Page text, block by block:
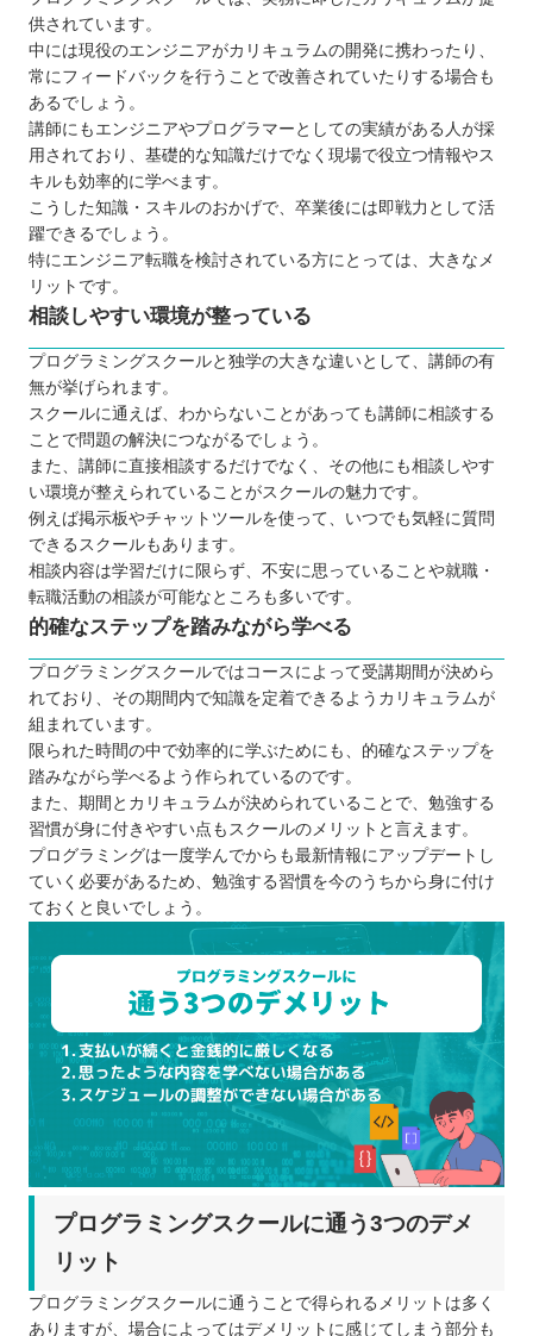
供されています。
中には現役のエンジニアがカリキュラムの開発に携わったり、
常にフィードバックを行うことで改善されていたりする場合も
あるでしょう。
講師にもエンジニアやプログラマーとしての実績がある人が採
用されており、基礎的な知識だけでなく現場で役立つ情報やス
キルも効率的に学べます。
こうした知識・スキルのおかげで、卒業後には即戦力として活
躍できるでしょう。
特にエンジニア転職を検討されている方にとっては、大きなメ
リットです。
相談しやすい環境が整っている
プログラミングスクールと独学の大きな違いとして、講師の有
無が挙げられます。
スクールに通えば、わからないことがあっても講師に相談する
ことで問題の解決につながるでしょう。
また、講師に直接相談するだけでなく、その他にも相談しやす
い環境が整えられていることがスクールの魅力です。
例えば掲示板やチャットツールを使って、いつでも気軽に質問
できるスクールもあります。
相談内容は学習だけに限らず、不安に思っていることや就職・
転職活動の相談が可能なところも多いです。
的確なステップを踏みながら学べる
プログラミングスクールではコースによって受講期間が決めら
れており、その期間内で知識を定着できるようカリキュラムが
組まれています。
限られた時間の中で効率的に学ぶためにも、的確なステップを
踏みながら学べるよう作られているのです。
また、期間とカリキュラムが決められていることで、勉強する
習慣が身に付きやすい点もスクールのメリットと言えます。
プログラミングは一度学んでからも最新情報にアップデートし
ていく必要があるため、勉強する習慣を今のうちから身に付け
ておくと良いでしょう。
プログラミングスクールに通う3つのデメ
リット
プログラミングスクールに通うことで得られるメリットは多く
ありますが、場合によってはデメリットに感じてしまう部分も